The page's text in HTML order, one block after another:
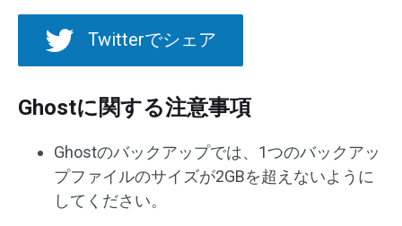
Twitterでシェア
Ghostに関する注意事項
Ghostのバックアップでは、1つのバックアッ
プファイルのサイズが2GBを超えないように
してください。